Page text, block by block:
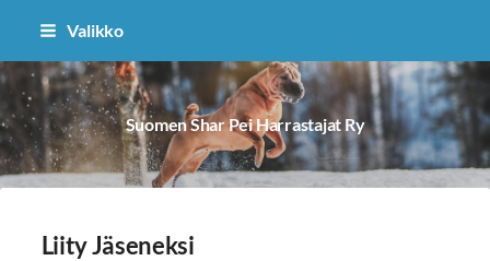
Siirry
sisältöön
Valikko
Suomen Shar Pei Harrastajat Ry
Liity Jäseneksi